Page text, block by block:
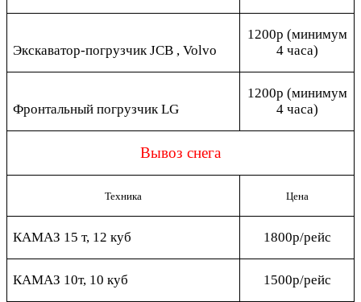
Экскаватор-погрузчик JCB , Volvo
1200р (минимум
4 часа)
Фронтальный погрузчик LG
1200р (минимум
4 часа)
Вывоз снега
Техника Цена
КАМАЗ 15 т, 12 куб 1800р/рейс
КАМАЗ 10т, 10 куб 1500р/рейс